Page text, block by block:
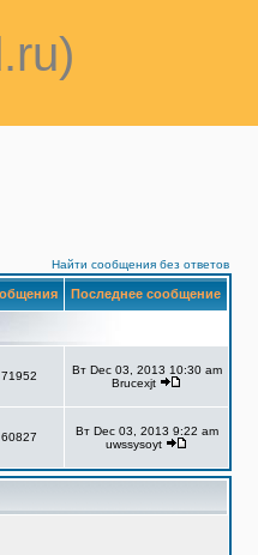
Найти сообщения без ответов
Последнее сообщение
71952
Вт Dec 03, 2013 10:30 am
Brucexjt
60827
Вт Dec 03, 2013 9:22 am
uwssysoyt